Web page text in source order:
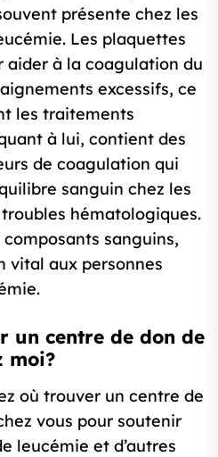
présente chez les
Les plaquettes
aider à la coagulation du
excessifs, ce
les traitements
à lui, contient des
de coagulation qui
sanguin chez les
hématologiques.
sanguins,
vital aux personnes
un centre de don de
moi?
où trouver un centre de
vous pour soutenir
leucémie et d’autres